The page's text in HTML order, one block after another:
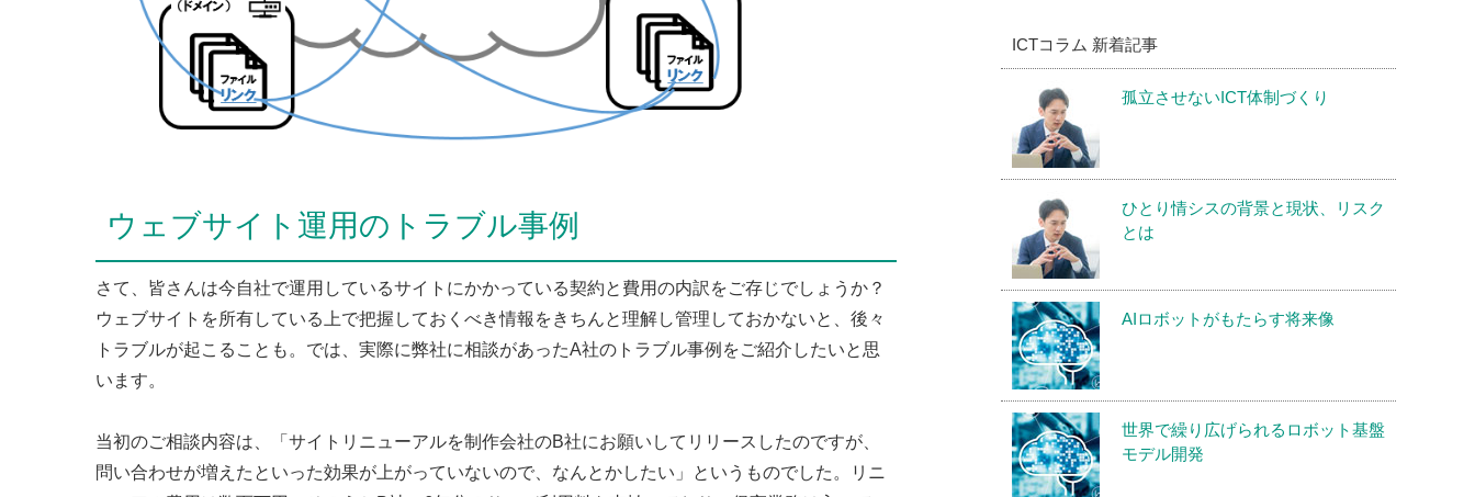
ウェブサイト運用のトラブル事例
さて、皆さんは今自社で運用しているサイトにかかっている契約と費用の内訳をご存じでしょうか？
ウェブサイトを所有している上で把握しておくべき情報をきちんと理解し管理しておかないと、後々
トラブルが起こることも。では、実際に弊社に相談があったA社のトラブル事例をご紹介したいと思
います。
当初のご相談内容は、「サイトリニューアルを制作会社のB社にお願いしてリリースしたのですが、
問い合わせが増えたといった効果が上がっていないので、なんとかしたい」というものでした。リニ
ICTコラム 新着記事
孤立させないICT体制づくり
ひとり情シスの背景と現状、リスク
とは
AIロボットがもたらす将来像
世界で繰り広げられるロボット基盤
モデル開発